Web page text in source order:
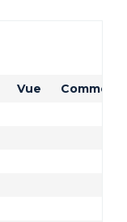
Vue